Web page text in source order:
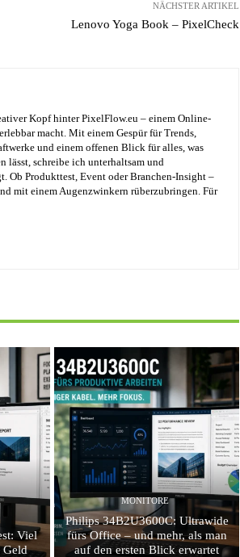
NÄCHSTER ARTIKEL
Lenovo Yoga Book – PixelCheck
Kopf hinter PixelFlow.eu – einem Online-
macht. Mit einem Gespür für Trends,
und einem offenen Blick für alles, was
lässt, schreibe ich unterhaltsam und
Ob Produkttest, Event oder Branchen-Insight –
mit einem Augenzwinkern rüberzubringen. Für
Viel
Geld
MONITORE
Philips 34B2U3600C: Ultrawide
fürs Office – und mehr, als man
auf den ersten Blick erwartet